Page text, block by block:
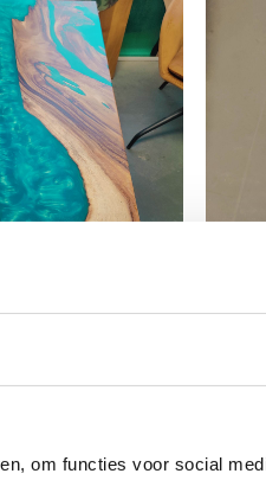
om functies voor social